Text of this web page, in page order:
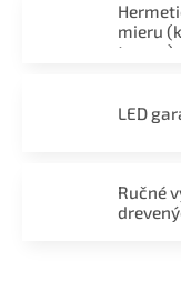
mieru
terasa)
LED
Ručné